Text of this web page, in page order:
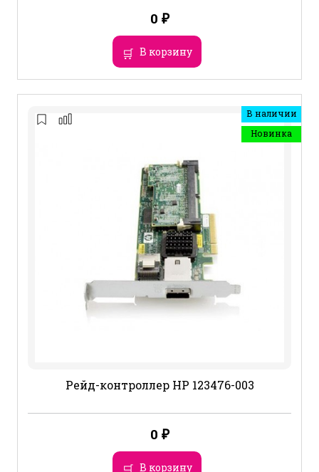
0 ₽
В корзину
В наличии
Новинка
Рейд-контроллер HP 123476-003
0 ₽
В корзину